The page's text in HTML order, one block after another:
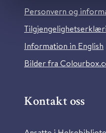
Personvern og
Information in English
Bilder fra
Kontakt oss